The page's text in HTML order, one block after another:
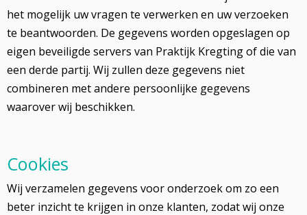
het mogelijk uw vragen te verwerken en uw verzoeken
te beantwoorden. De gegevens worden opgeslagen op
eigen beveiligde servers van Praktijk Kregting of die van
een derde partij. Wij zullen deze gegevens niet
combineren met andere persoonlijke gegevens
waarover wij beschikken.
Cookies
Wij verzamelen gegevens voor onderzoek om zo een
beter inzicht te krijgen in onze klanten, zodat wij onze